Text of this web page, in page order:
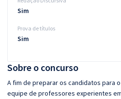
Sobre o concurso
A fim de preparar os candidatos para
equipe de professores experientes
Sim
Prova de títulos
Sim